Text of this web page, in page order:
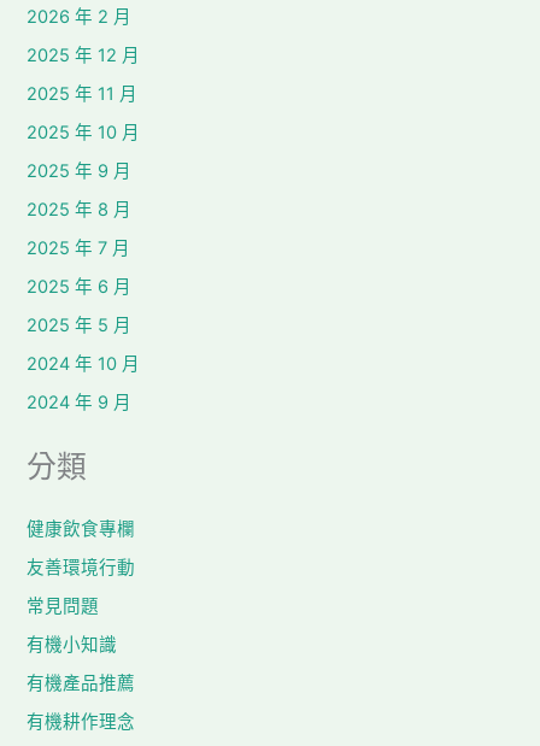
2026 年 2 月
2025 年 12 月
2025 年 11 月
2025 年 10 月
2025 年 9 月
2025 年 8 月
2025 年 7 月
2025 年 6 月
2025 年 5 月
2024 年 10 月
2024 年 9 月
分類
健康飲食專欄
友善環境行動
常見問題
有機小知識
有機產品推薦
有機耕作理念